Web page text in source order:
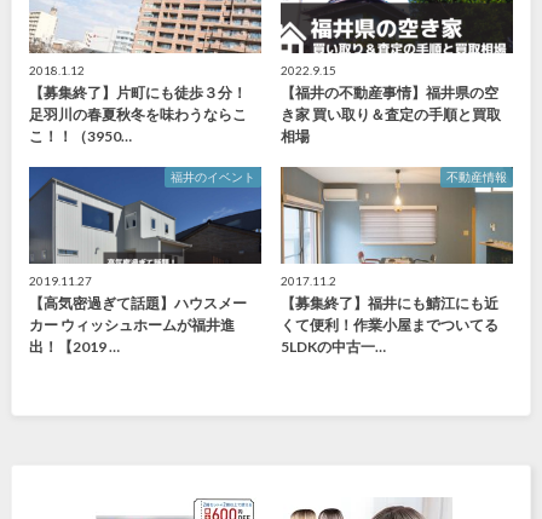
2018.1.12
【募集終了】片町にも徒歩３分！
足羽川の春夏秋冬を味わうならこ
こ！！（3950…
2022.9.15
【福井の不動産事情】福井県の空
き家 買い取り＆査定の手順と買取
相場
福井のイベント
2019.11.27
【高気密過ぎて話題】ハウスメー
カー ウィッシュホームが福井進
出！【2019 …
不動産情報
2017.11.2
【募集終了】福井にも鯖江にも近
くて便利！作業小屋までついてる
5LDKの中古一…